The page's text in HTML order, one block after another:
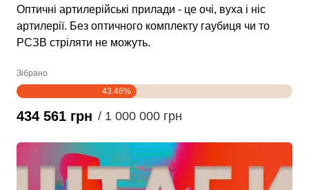
Оптичні артилерійські прилади - це очі, вуха і ніс
артилерії. Без оптичного комплекту гаубиця чи то
РСЗВ стріляти не можуть.
Зібрано
43.46%
434 561 грн / 1 000 000 грн